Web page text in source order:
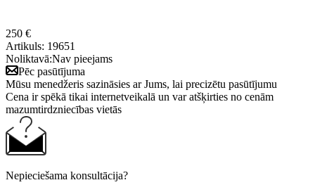
250 €
Artikuls: 19651
Noliktavā:Nav pieejams
Pēc pasūtījuma
Mūsu menedžeris sazināsies ar Jums, lai precizētu pasūtījumu
Cena ir spēkā tikai internetveikalā un var atšķirties no cenām
mazumtirdzniecības vietās
Nepieciešama konsultācija?